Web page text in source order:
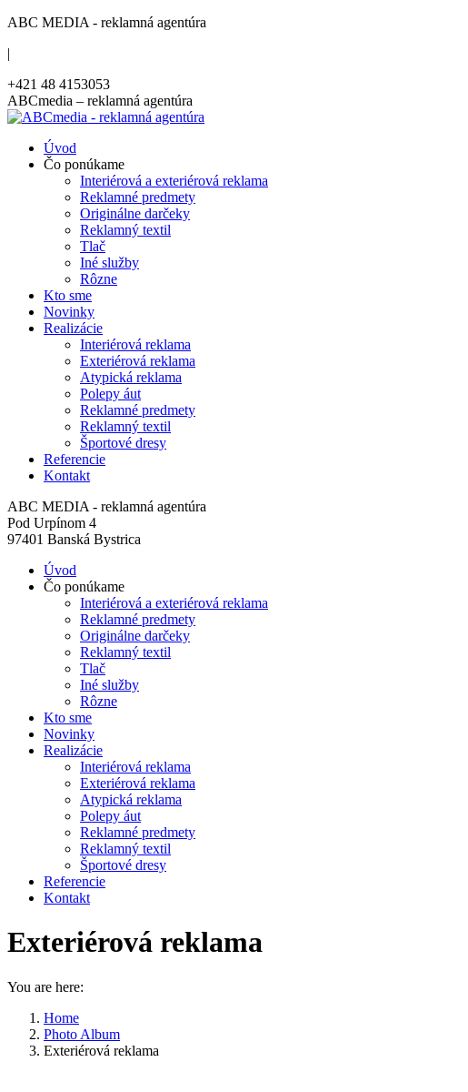
Skip
ABC MEDIA - reklamná agentúra
|
+421 48 4153053
Facebook
page
new
ABCmedia – reklamná agentúra
Úvod
Čo ponúkame
Interiérová a exteriérová reklama
Reklamné predmety
Originálne darčeky
Reklamný textil
Tlač
Iné služby
Rôzne
Kto sme
Novinky
Realizácie
Interiérová reklama
Exteriérová reklama
Atypická reklama
Polepy áut
Reklamné predmety
Reklamný textil
Športové dresy
Referencie
Kontakt
ABC MEDIA - reklamná agentúra
Pod Urpínom 4
97401 Banská Bystrica
Úvod
Čo ponúkame
Interiérová a exteriérová reklama
Reklamné predmety
Originálne darčeky
Reklamný textil
Tlač
Iné služby
Rôzne
Kto sme
Novinky
Realizácie
Interiérová reklama
Exteriérová reklama
Atypická reklama
Polepy áut
Reklamné predmety
Reklamný textil
Športové dresy
Referencie
Kontakt
Exteriérová reklama
You are here:
Home
Photo Album
Exteriérová reklama